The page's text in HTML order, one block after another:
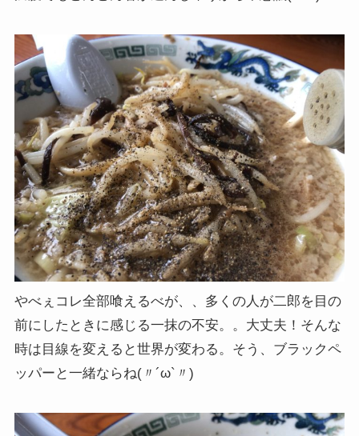
やべぇコレ全部喰えるべが、、多くの人が二郎を目の
前にしたときに感じる一抹の不安。。大丈夫！そんな
時は目線を変えると世界が変わる。そう、ブラックペ
ッパーと一緒ならね(〃´ω`〃)